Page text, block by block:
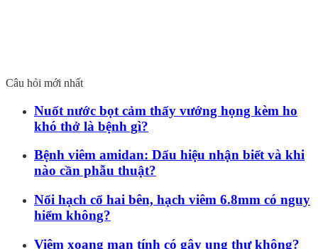
Câu hỏi mới nhất
Nuốt nước bọt cảm thấy vướng họng kèm ho
khó thở là bệnh gì?
Bệnh viêm amidan: Dấu hiệu nhận biết và khi
nào cần phẫu thuật?
Nổi hạch cổ hai bên, hạch viêm 6.8mm có nguy
hiểm không?
Viêm xoang mạn tính có gây ung thư không?